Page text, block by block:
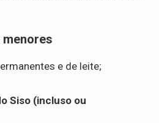
e de leite;
Siso (incluso ou